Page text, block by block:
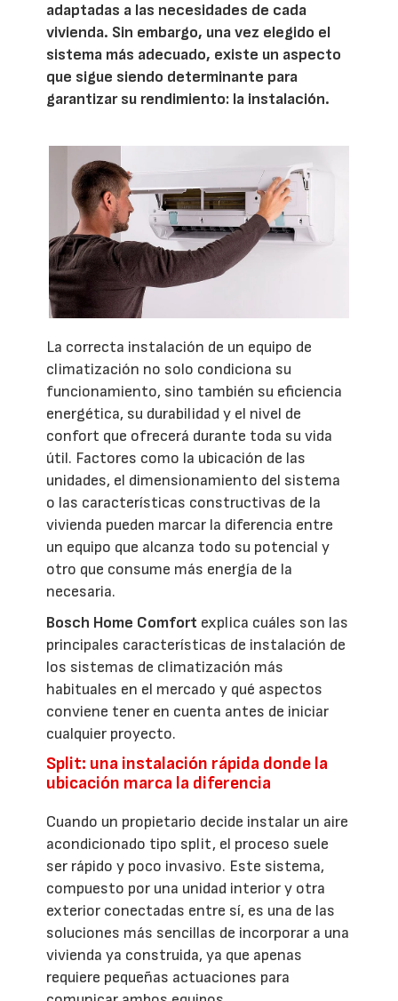
adaptadas a las necesidades de cada
vivienda. Sin embargo, una vez elegido el
sistema más adecuado, existe un aspecto
que sigue siendo determinante para
garantizar su rendimiento: la instalación.
La correcta instalación de un equipo de
climatización no solo condiciona su
funcionamiento, sino también su eficiencia
energética, su durabilidad y el nivel de
confort que ofrecerá durante toda su vida
útil. Factores como la ubicación de las
unidades, el dimensionamiento del sistema
o las características constructivas de la
vivienda pueden marcar la diferencia entre
un equipo que alcanza todo su potencial y
otro que consume más energía de la
necesaria.
Bosch Home Comfort explica cuáles son las
principales características de instalación de
los sistemas de climatización más
habituales en el mercado y qué aspectos
conviene tener en cuenta antes de iniciar
cualquier proyecto.
Split: una instalación rápida donde la
ubicación marca la diferencia
Cuando un propietario decide instalar un aire
acondicionado tipo split, el proceso suele
ser rápido y poco invasivo. Este sistema,
compuesto por una unidad interior y otra
exterior conectadas entre sí, es una de las
soluciones más sencillas de incorporar a una
vivienda ya construida, ya que apenas
requiere pequeñas actuaciones para